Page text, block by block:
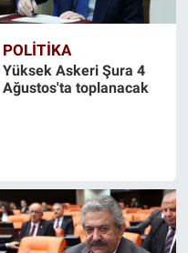
POLİTİKA
Yüksek Askeri Şura 4
Ağustos'ta toplanacak